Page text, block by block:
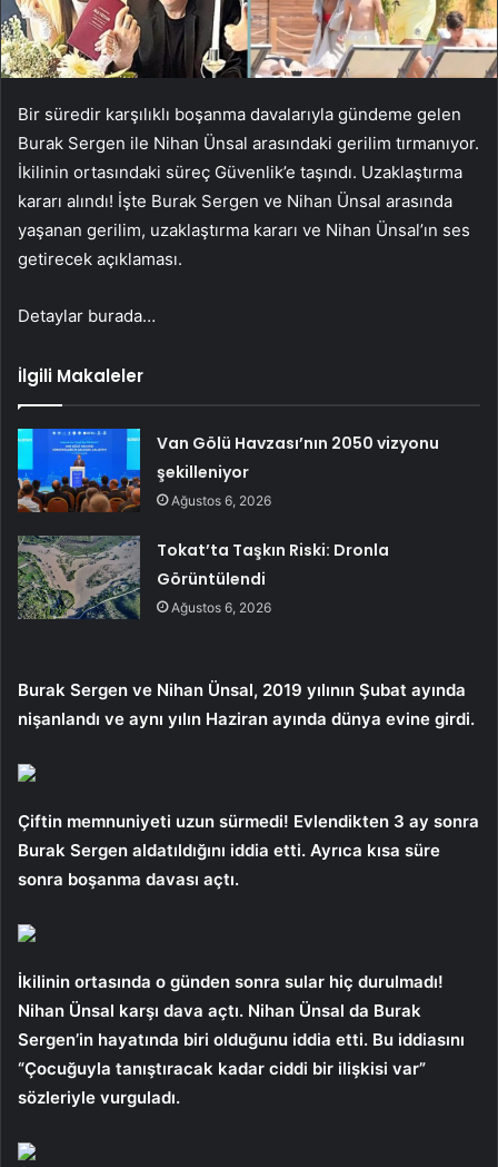
Bir süredir karşılıklı boşanma davalarıyla gündeme gelen
Burak Sergen ile Nihan Ünsal arasındaki gerilim tırmanıyor.
İkilinin ortasındaki süreç Güvenlik’e taşındı. Uzaklaştırma
kararı alındı! İşte Burak Sergen ve Nihan Ünsal arasında
yaşanan gerilim, uzaklaştırma kararı ve Nihan Ünsal’ın ses
getirecek açıklaması.
Detaylar burada…
İlgili Makaleler
Van Gölü Havzası’nın 2050 vizyonu
şekilleniyor
Ağustos 6, 2026
Tokat’ta Taşkın Riski: Dronla
Görüntülendi
Ağustos 6, 2026
Burak Sergen ve Nihan Ünsal, 2019 yılının Şubat ayında
nişanlandı ve aynı yılın Haziran ayında dünya evine girdi.
Çiftin memnuniyeti uzun sürmedi! Evlendikten 3 ay sonra
Burak Sergen aldatıldığını iddia etti. Ayrıca kısa süre
sonra boşanma davası açtı.
İkilinin ortasında o günden sonra sular hiç durulmadı!
Nihan Ünsal karşı dava açtı. Nihan Ünsal da Burak
Sergen’in hayatında biri olduğunu iddia etti. Bu iddiasını
“Çocuğuyla tanıştıracak kadar ciddi bir ilişkisi var”
sözleriyle vurguladı.